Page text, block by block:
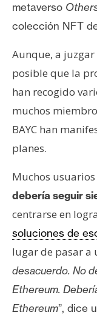
metaverso
colección NFT
Aunque, a
posible que la
han recogido
muchos
BAYC han
planes.
Muchos usuarios
debería seguir
centrarse en
soluciones de
lugar de pasar a
desacuerdo. No
Ethereum.
Ethereum”, dice